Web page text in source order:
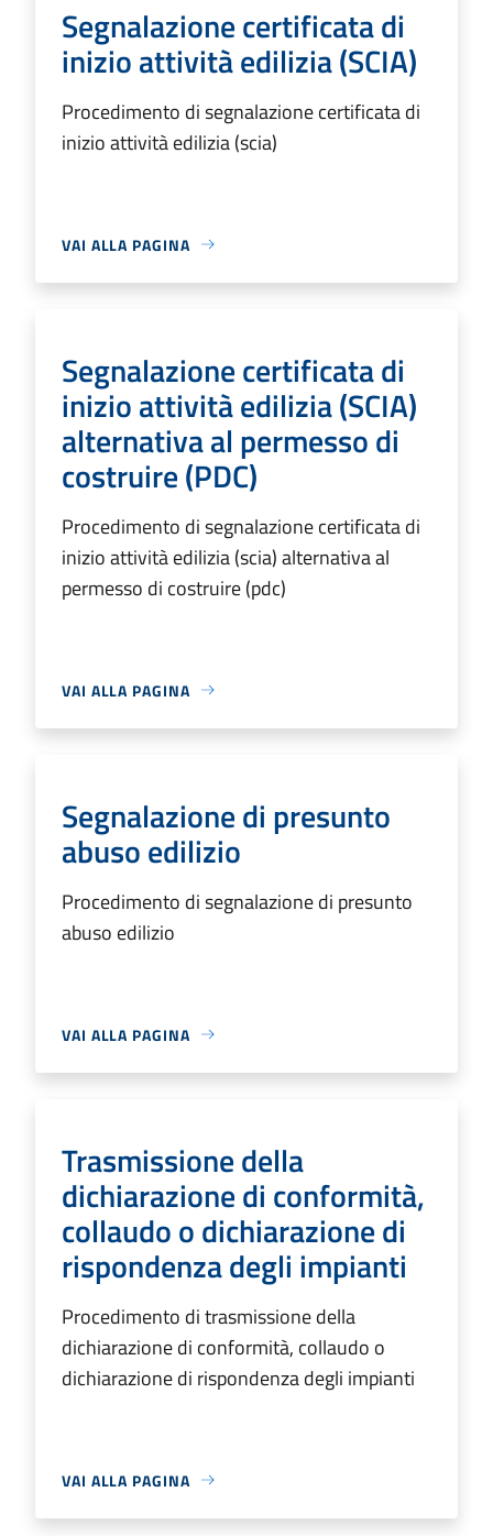
Segnalazione certificata di
inizio attività edilizia (SCIA)
Procedimento di segnalazione certificata di
inizio attività edilizia (scia)
VAI ALLA PAGINA
Segnalazione certificata di
inizio attività edilizia (SCIA)
alternativa al permesso di
costruire (PDC)
Procedimento di segnalazione certificata di
inizio attività edilizia (scia) alternativa al
permesso di costruire (pdc)
VAI ALLA PAGINA
Segnalazione di presunto
abuso edilizio
Procedimento di segnalazione di presunto
abuso edilizio
VAI ALLA PAGINA
Trasmissione della
dichiarazione di conformità,
collaudo o dichiarazione di
rispondenza degli impianti
Procedimento di trasmissione della
dichiarazione di conformità, collaudo o
dichiarazione di rispondenza degli impianti
VAI ALLA PAGINA